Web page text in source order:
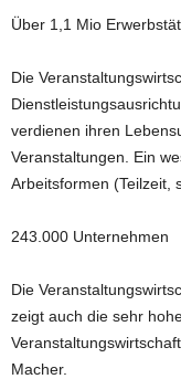
Über 1,1 Mio
Die
verdienen ihren
Veranstaltungen. Ein
Arbeitsformen (Teilzeit,
243.000 Unternehmen
Die
zeigt auch die sehr
Macher.